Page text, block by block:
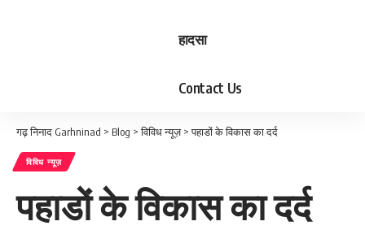
हादसा
Contact Us
गढ़ निनाद Garhninad > Blog >विविध न्यूज़>पहाडों के विकास का दर्द
विविध न्यूज़
पहाडों के विकास का दर्द